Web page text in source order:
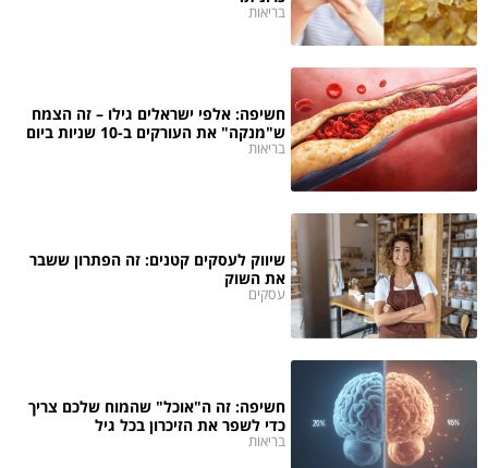
בריאות
חשיפה: אלפי ישראלים גילו – זה הצמח
ש"מנקה" את העורקים ב-10 שניות ביום
בריאות
שיווק לעסקים קטנים: זה הפתרון ששבר
את השוק
עסקים
חשיפה: זה ה"אוכל" שהמוח שלכם צריך
כדי לשפר את הזיכרון בכל גיל
בריאות